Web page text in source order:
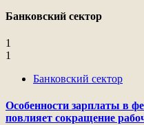
Банковский сектор
1
1
Банковский сектор
Особенности зарплаты в
повлияет сокращение